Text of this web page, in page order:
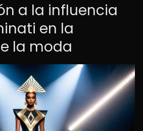
a la influencia
en la
la moda